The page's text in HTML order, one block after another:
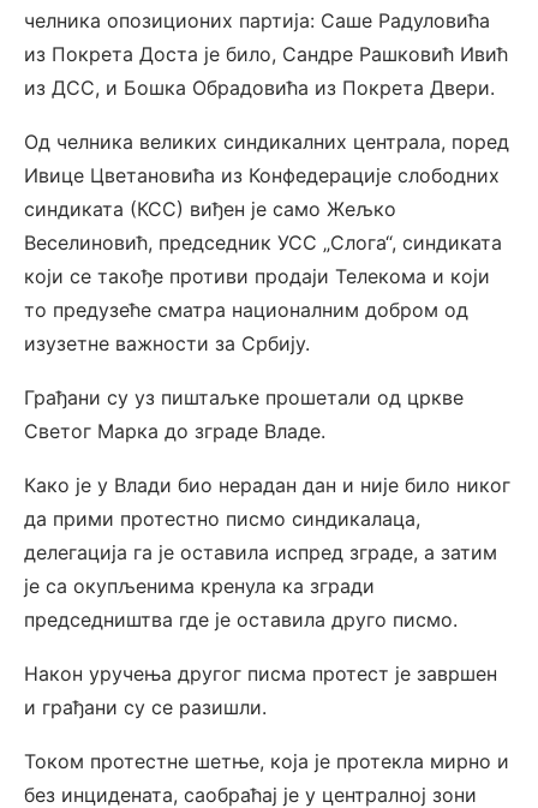
челника опозиционих партија: Саше Радуловића
из Покрета Доста је било, Сандре Рашковић Ивић
из ДСС, и Бошка Обрадовића из Покрета Двери.
Од челника великих синдикалних централа, поред
Ивице Цветановића из Конфедерације слободних
синдиката (КСС) виђен је само Жељко
Веселиновић, председник УСС „Слога“, синдиката
који се такође противи продаји Телекома и који
то предузеће сматра националним добром од
изузетне важности за Србију.
Грађани су уз пиштаљке прошетали од цркве
Светог Марка до зграде Владе.
Како је у Влади био нерадан дан и није било никог
да прими протестно писмо синдикалаца,
делегација га је оставила испред зграде, а затим
је са окупљенима кренула ка згради
председништва где је оставила друго писмо.
Након уручења другог писма протест је завршен
и грађани су се разишли.
Током протестне шетње, која је протекла мирно и
без инцидената, саобраћај је у централној зони